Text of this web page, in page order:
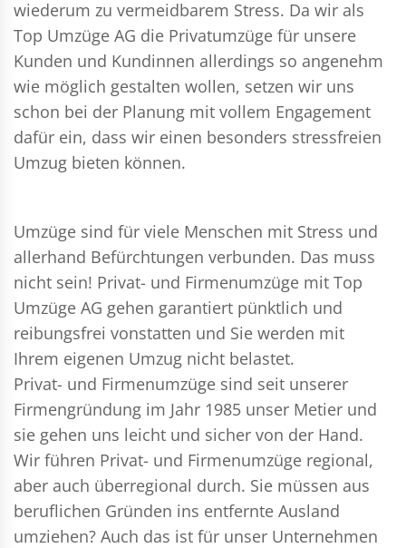
wiederum zu vermeidbarem Stress. Da wir als
Top Umzüge AG die Privatumzüge für unsere
Kunden und Kundinnen allerdings so angenehm
wie möglich gestalten wollen, setzen wir uns
schon bei der Planung mit vollem Engagement
dafür ein, dass wir einen besonders stressfreien
Umzug bieten können.
Umzüge sind für viele Menschen mit Stress und
allerhand Befürchtungen verbunden. Das muss
nicht sein! Privat- und Firmenumzüge mit Top
Umzüge AG gehen garantiert pünktlich und
reibungsfrei vonstatten und Sie werden mit
Ihrem eigenen Umzug nicht belastet.
Privat- und Firmenumzüge sind seit unserer
Firmengründung im Jahr 1985 unser Metier und
sie gehen uns leicht und sicher von der Hand.
Wir führen Privat- und Firmenumzüge regional,
aber auch überregional durch. Sie müssen aus
beruflichen Gründen ins entfernte Ausland
umziehen? Auch das ist für unser Unternehmen